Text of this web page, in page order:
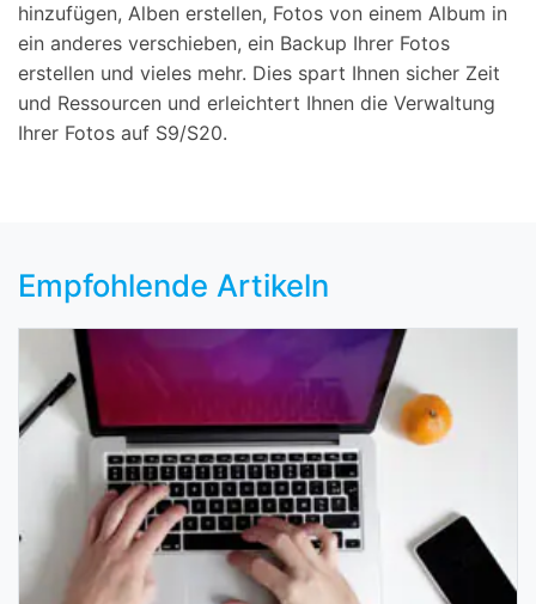
hinzufügen, Alben erstellen, Fotos von einem Album in
ein anderes verschieben, ein Backup Ihrer Fotos
erstellen und vieles mehr. Dies spart Ihnen sicher Zeit
und Ressourcen und erleichtert Ihnen die Verwaltung
Ihrer Fotos auf S9/S20.
Empfohlende Artikeln